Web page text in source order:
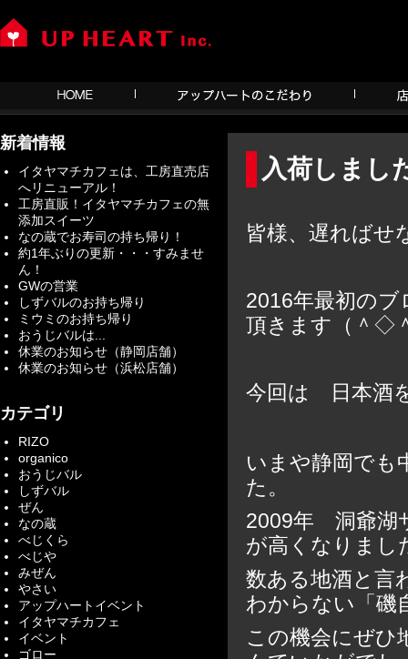
入荷しまし
皆様、遅ればせ
2016年最初の
頂きます（＾◇
今回は 日本酒
いまや静岡でも
た。
2009年 洞爺湖
が高くなりまし
数ある地酒と言
わからない「磯
この機会にぜひ
新着情報
イタヤマチカフェは、工房直売店
へリニューアル！
工房直販！イタヤマチカフェの無
添加スイーツ
なの蔵でお寿司の持ち帰り！
約1年ぶりの更新・・・すみませ
ん！
GWの営業
しずバルのお持ち帰り
ミウミのお持ち帰り
おうじバルは...
休業のお知らせ（静岡店舗）
休業のお知らせ（浜松店舗）
カテゴリ
RIZO
organico
おうじバル
しずバル
ぜん
なの蔵
べじくら
べじや
みぜん
やさい
アップハートイベント
イタヤマチカフェ
イベント
ゴロー